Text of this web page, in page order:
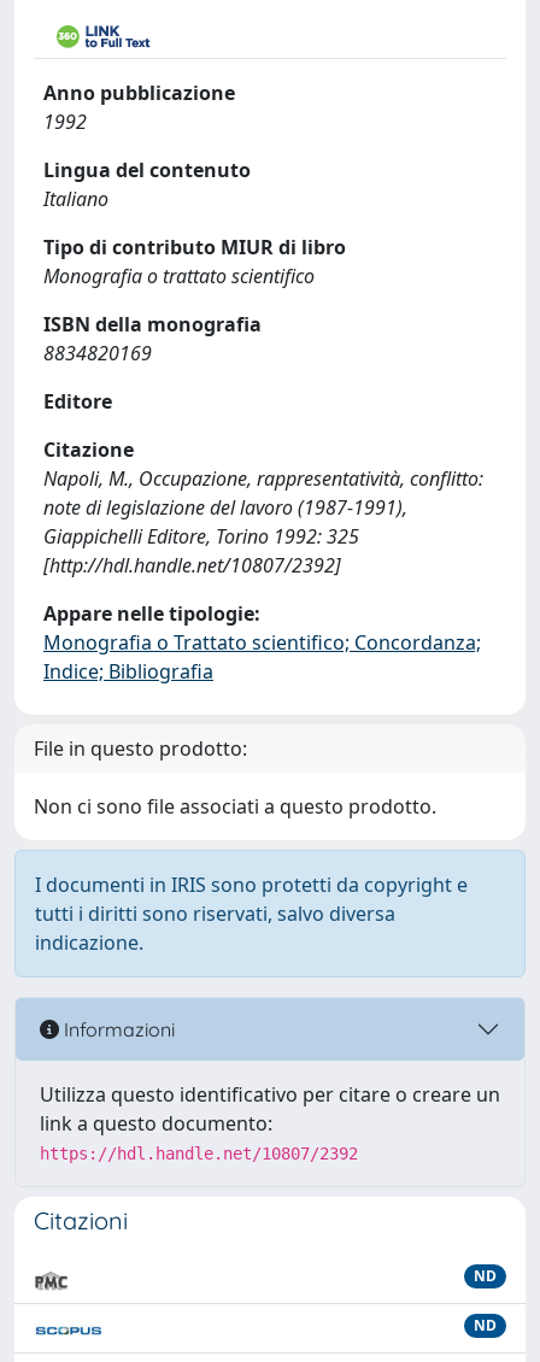
Anno pubblicazione
1992
Lingua del contenuto
Italiano
Tipo di contributo MIUR di libro
Monografia o trattato scientifico
ISBN della monografia
8834820169
Editore
Citazione
Napoli, M., Occupazione, rappresentatività, conflitto:
note di legislazione del lavoro (1987-1991),
Giappichelli Editore, Torino 1992: 325
[http://hdl.handle.net/10807/2392]
Appare nelle tipologie:
Monografia o Trattato scientifico; Concordanza;
Indice; Bibliografia
File in questo prodotto:
Non ci sono file associati a questo prodotto.
I documenti in IRIS sono protetti da copyright e
tutti i diritti sono riservati, salvo diversa
indicazione.
Informazioni
Utilizza questo identificativo per citare o creare un
link a questo documento:
https://hdl.handle.net/10807/2392
Citazioni
ND
ND